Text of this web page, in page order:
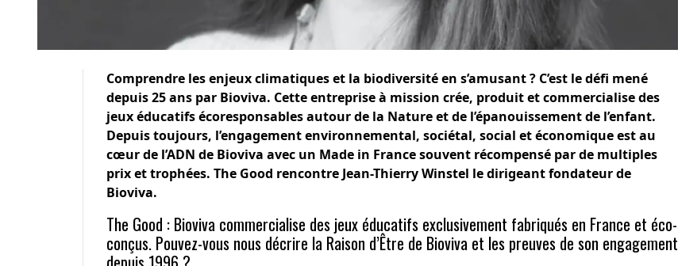
Comprendre les enjeux climatiques et la biodiversité en s’amusant ? C’est le défi mené
depuis 25 ans parBioviva. Cette entreprise à mission crée, produit et commercialise des
jeux éducatifs écoresponsables autour de la Nature et de l’épanouissement de l’enfant.
Depuis toujours, l’engagement environnemental, sociétal, social et économique est au
cœur de l’ADN de Bioviva avec un Made in France souvent récompensé par de multiples
prix et trophées. The Good rencontreJean-Thierry Winstel le dirigeant fondateur de
Bioviva.
The Good : Bioviva commercialise des jeux éducatifs exclusivement fabriqués en France et éco-
conçus. Pouvez-vous nous décrire la Raison d’Être de Bioviva et les preuves de son engagement